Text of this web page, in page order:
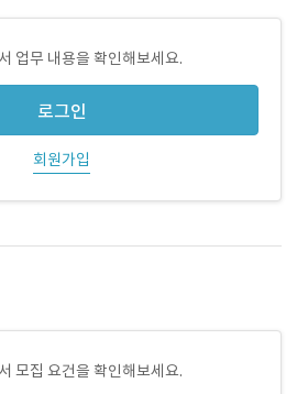
업무 내용을 확인해보세요.
로그인
회원가입
모집 요건을 확인해보세요.